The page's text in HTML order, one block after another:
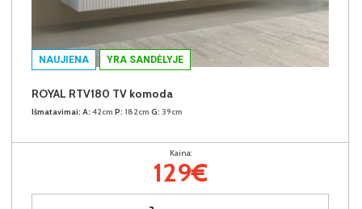
NAUJIENA YRA SANDĖLYJE
ROYAL RTV180 TV komoda
Išmatavimai: A: 42cm P: 182cm G: 39cm
Kaina:
129€